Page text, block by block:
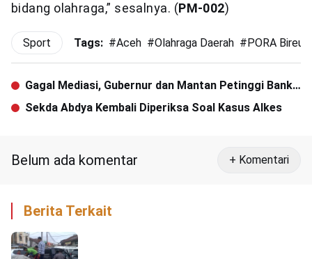
bidang olahraga,” sesalnya. (PM-002)
Sport Tags: #Aceh #Olahraga Daerah #PORA
Gagal Mediasi, Gubernur dan Mantan Petinggi Bank
Aceh Diadili
Sekda Abdya Kembali Diperiksa Soal Kasus Alkes
Belum ada komentar + Komentari
Berita Terkait